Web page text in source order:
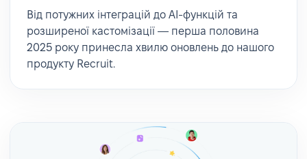
Від потужних інтеграцій до AI-функцій та
розширеної кастомізації — перша половина
2025 року принесла хвилю оновлень до нашого
продукту Recruit.